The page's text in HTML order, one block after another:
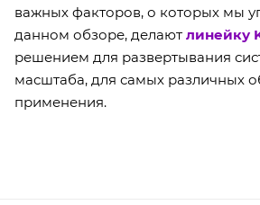
важных факторов, о которых мы
данном обзоре, делают линейку
решением для развертывания
масштаба, для самых различных
применения.